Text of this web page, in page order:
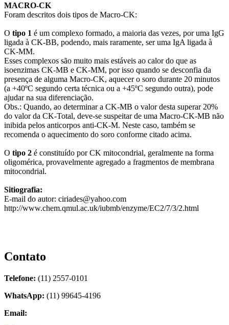
MACRO-CK
Foram descritos dois tipos de Macro-CK:
O tipo 1 é um complexo formado, a maioria das vezes, por uma IgG
ligada à CK-BB, podendo, mais raramente, ser uma IgA ligada à
CK-MM.
Esses complexos são muito mais estáveis ao calor do que as
isoenzimas CK-MB e CK-MM, por isso quando se desconfia da
presença de alguma Macro-CK, aquecer o soro durante 20 minutos
(a +40ºC segundo certa técnica ou a +45ºC segundo outra), pode
ajudar na sua diferenciação.
Obs.: Quando, ao determinar a CK-MB o valor desta superar 20%
do valor da CK-Total, deve-se suspeitar de uma Macro-CK-MB não
inibida pelos anticorpos anti-CK-M. Neste caso, também se
recomenda o aquecimento do soro conforme citado acima.
O tipo 2 é constituído por CK mitocondrial, geralmente na forma
oligomérica, provavelmente agregado a fragmentos de membrana
mitocondrial.
Sitiografia:
E-mail do autor: ciriades@yahoo.com
http://www.chem.qmul.ac.uk/iubmb/enzyme/EC2/7/3/2.html
Contato
Telefone: (11) 2557-0101
WhatsApp: (11) 99645-4196
Email: